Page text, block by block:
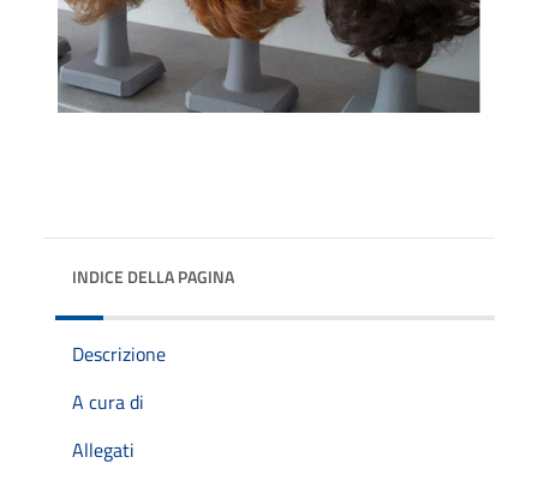
INDICE DELLA PAGINA
Descrizione
A cura di
Allegati